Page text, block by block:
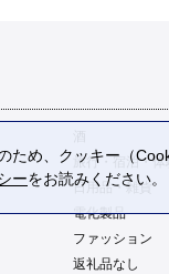
旅行・宿泊・体
日用品・雑貨
電化製品
ファッション
返礼品なし
ため、クッキー（
ーをお読みください。